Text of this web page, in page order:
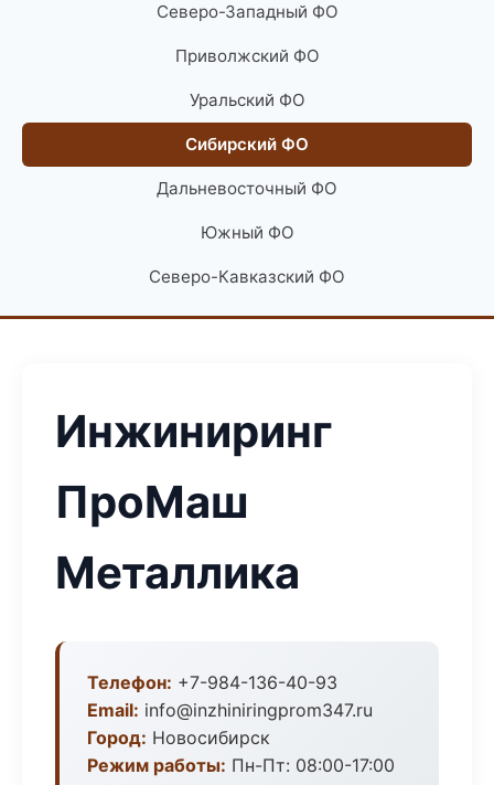
Северо-Западный ФО
Приволжский ФО
Уральский ФО
Сибирский ФО
Дальневосточный ФО
Южный ФО
Северо-Кавказский ФО
Инжиниринг
ПроМаш
Металлика
Телефон: +7-984-136-40-93
Email: info@inzhiniringprom347.ru
Город: Новосибирск
Режим работы: Пн-Пт: 08:00-17:00